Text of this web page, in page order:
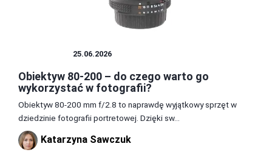
25.06.2026
Obiektyw 80-200 – do czego warto go
wykorzystać w fotografii?
Obiektyw 80-200 mm f/2.8 to naprawdę wyjątkowy sprzęt w
dziedzinie fotografii portretowej. Dzięki sw...
Katarzyna Sawczuk